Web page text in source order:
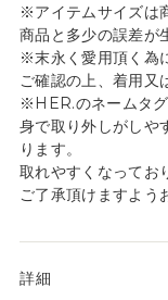
※アイテムサイズは
商品と多少の誤差が
※末永く愛用頂く為
ご確認の上、着用又
※HER.のネームタ
身で取り外しがしや
ります。
取れやすくなってお
ご了承頂けますよう
詳細